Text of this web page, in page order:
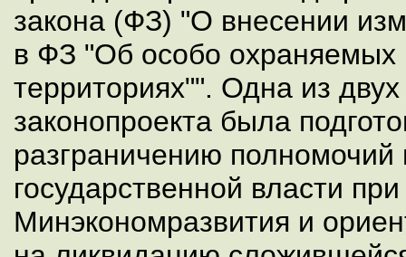
закона (ФЗ) "О внесении
в ФЗ "Об особо охраняемых
территориях"". Одна из
законопроекта была
разграничению
государственной власти
Минэкономразвития и